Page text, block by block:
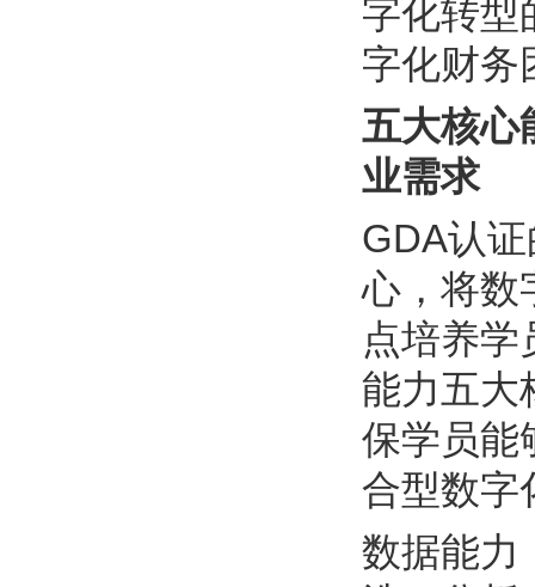
字化转型
字化财务
五大核心
业需求
GDA认
心，将数
点培养
能力五大
保学员能
合型数字
数据能力